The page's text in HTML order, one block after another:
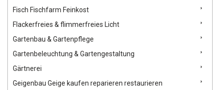
Fisch Fischfarm Feinkost
Flackerfreies & flimmerfreies Licht
Gartenbau & Gartenpflege
Gartenbeleuchtung & Gartengestaltung
Gärtnerei
Geigenbau Geige kaufen reparieren restaurieren